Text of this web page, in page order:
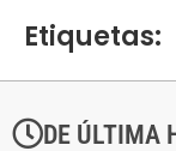
Etiquetas:
DE ÚLTIMA